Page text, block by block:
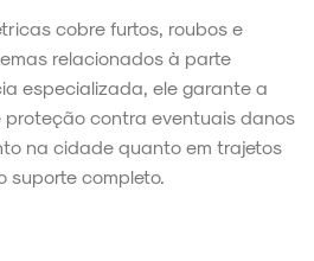
cobre furtos, roubos e
relacionados à parte
especializada, ele garante a
contra eventuais danos
na cidade quanto em trajetos
suporte completo.